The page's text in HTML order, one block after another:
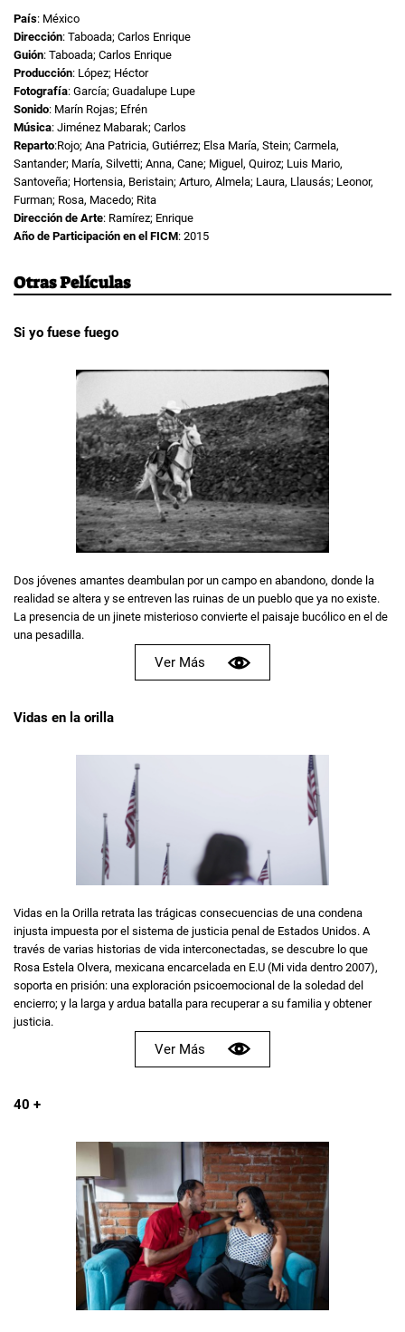
País: México
Dirección: Taboada; Carlos Enrique
Guión: Taboada; Carlos Enrique
Producción: López; Héctor
Fotografía: García; Guadalupe Lupe
Sonido: Marín Rojas; Efrén
Música: Jiménez Mabarak; Carlos
Reparto:Rojo; Ana Patricia, Gutiérrez; Elsa María, Stein; Carmela,
Santander; María, Silvetti; Anna, Cane; Miguel, Quiroz; Luis Mario,
Santoveña; Hortensia, Beristain; Arturo, Almela; Laura, Llausás; Leonor,
Furman; Rosa, Macedo; Rita
Dirección de Arte: Ramírez; Enrique
Año de Participación en el FICM: 2015
Otras Películas
Si yo fuese fuego
Dos jóvenes amantes deambulan por un campo en abandono, donde la
realidad se altera y se entreven las ruinas de un pueblo que ya no existe.
La presencia de un jinete misterioso convierte el paisaje bucólico en el de
una pesadilla.
Ver Más
Vidas en la orilla
Vidas en la Orilla retrata las trágicas consecuencias de una condena
injusta impuesta por el sistema de justicia penal de Estados Unidos. A
través de varias historias de vida interconectadas, se descubre lo que
Rosa Estela Olvera, mexicana encarcelada en E.U (Mi vida dentro 2007),
soporta en prisión: una exploración psicoemocional de la soledad del
encierro; y la larga y ardua batalla para recuperar a su familia y obtener
justicia.
Ver Más
40 +